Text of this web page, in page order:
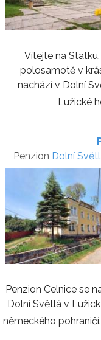
Vítejte na
polosamotě v
nachází v Dolní
Lužické
Penzion Dolní
Penzion Celnice se
Dolní Světlá v
německého